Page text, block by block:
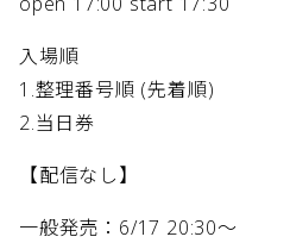
入場順
1.整理番号順 (先着順)
2.当日券
【配信なし】
一般発売：6/17 20:30～